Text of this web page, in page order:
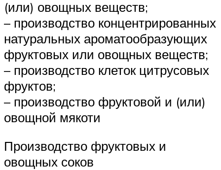
(или) овощных веществ;
– производство концентрированных
натуральных ароматообразующих
фруктовых или овощных веществ;
– производство клеток цитрусовых
фруктов;
– производство фруктовой и (или)
овощной мякоти
Производство фруктовых и
овощных соков